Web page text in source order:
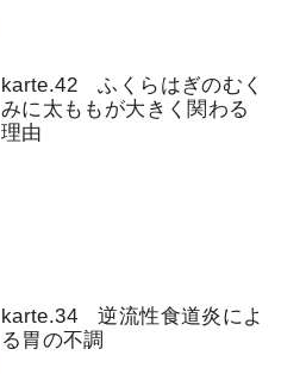
karte.42 ふくらはぎのむく
みに太ももが大きく関わる
理由
karte.34 逆流性食道炎によ
る胃の不調